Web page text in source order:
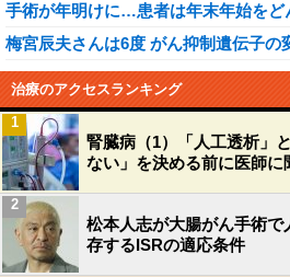
手術が年明けに…患者は年末年始をど
梅宮辰夫さんは6度 がん抑制遺伝子の
治療のアクセスランキング
腎臓病（1）「人工透析」
ない」を決める前に医師に
1
松本人志が大腸がん手術
存するISRの適応条件
2